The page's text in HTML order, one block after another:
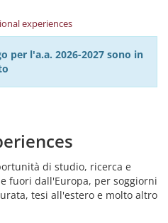
experiences
per l'a.a. 2026-2027 sono in
di studio, ricerca e
fuori dall'Europa, per soggiorni
tesi all'estero e molto altro